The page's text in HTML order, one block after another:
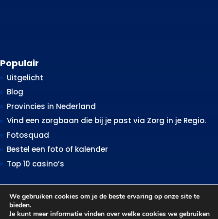
Populair
Uitgelicht
Blog
Provincies in Nederland
Vind een zorgbaan die bij je past via Zorg in je Regio.
Fotosquad
Bestel een foto of kalender
Top 10 casino’s
Evenement of uitje toevoegen?
Wil je informatie over het plaatsen van jouw uitje,
We gebruiken cookies om je de beste ervaring op onze site te
bieden.
Je kunt meer informatie vinden over welke cookies we gebruiken